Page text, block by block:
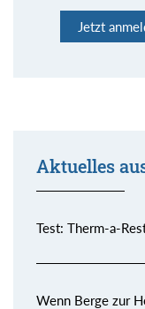
Jetzt
Aktuelles
Test: Therm-a-
Wenn Berge zur